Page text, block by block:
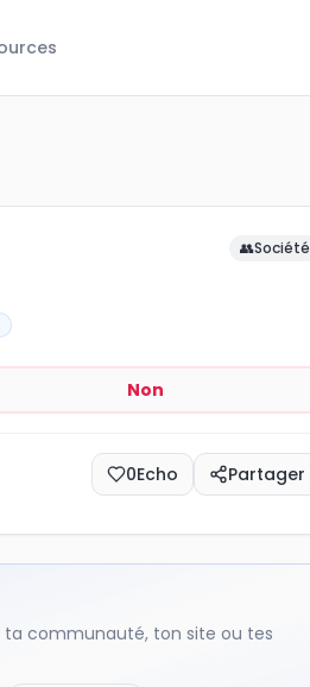
👥Société
Non
0Echo Partager
ta communauté, ton site ou tes